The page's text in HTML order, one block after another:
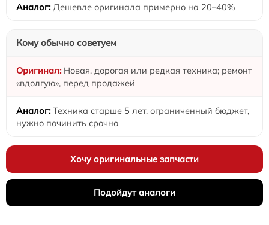
Дешевле оригинала примерно на 20–40%
Кому обычно советуем
Новая, дорогая или редкая техника; ремонт
«вдолгую», перед продажей
Техника старше 5 лет, ограниченный бюджет,
нужно починить срочно
Хочу оригинальные запчасти
Подойдут аналоги